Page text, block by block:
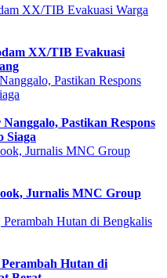
XX/TIB Evakuasi
Pastikan Respons
Siaga
Jurnalis MNC Group
Hutan di